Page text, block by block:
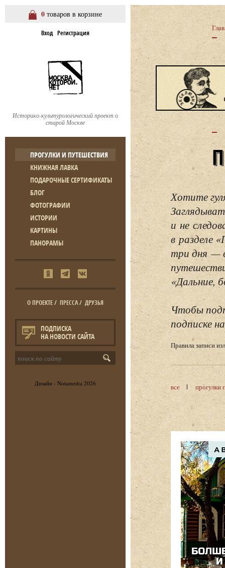
0 товаров в корзине
Вход Регистрация
Историко-культурологический проект о
старой Москве
ПРОГУЛКИ И ПУТЕШЕСТВИЯ
КНИЖНАЯ ЛАВКА
ПОДАРОЧНЫЕ СЕРТИФИКАТЫ
БЛОГ
ФОТОГРАФИИ
ИСТОРИИ
КАРТИНЫ
ПАНОРАМЫ
О ПРОЕКТЕ/ ПРЕССА/ ДРУЗЬЯ
ПОДПИСКА
НА НОВОСТИ САЙТА
Дизайн - Notamedia 2026
Хотите
и не
в разделе
три дня —
«Дальние,
Чтобы
подписке
Правила записи
все прогулки